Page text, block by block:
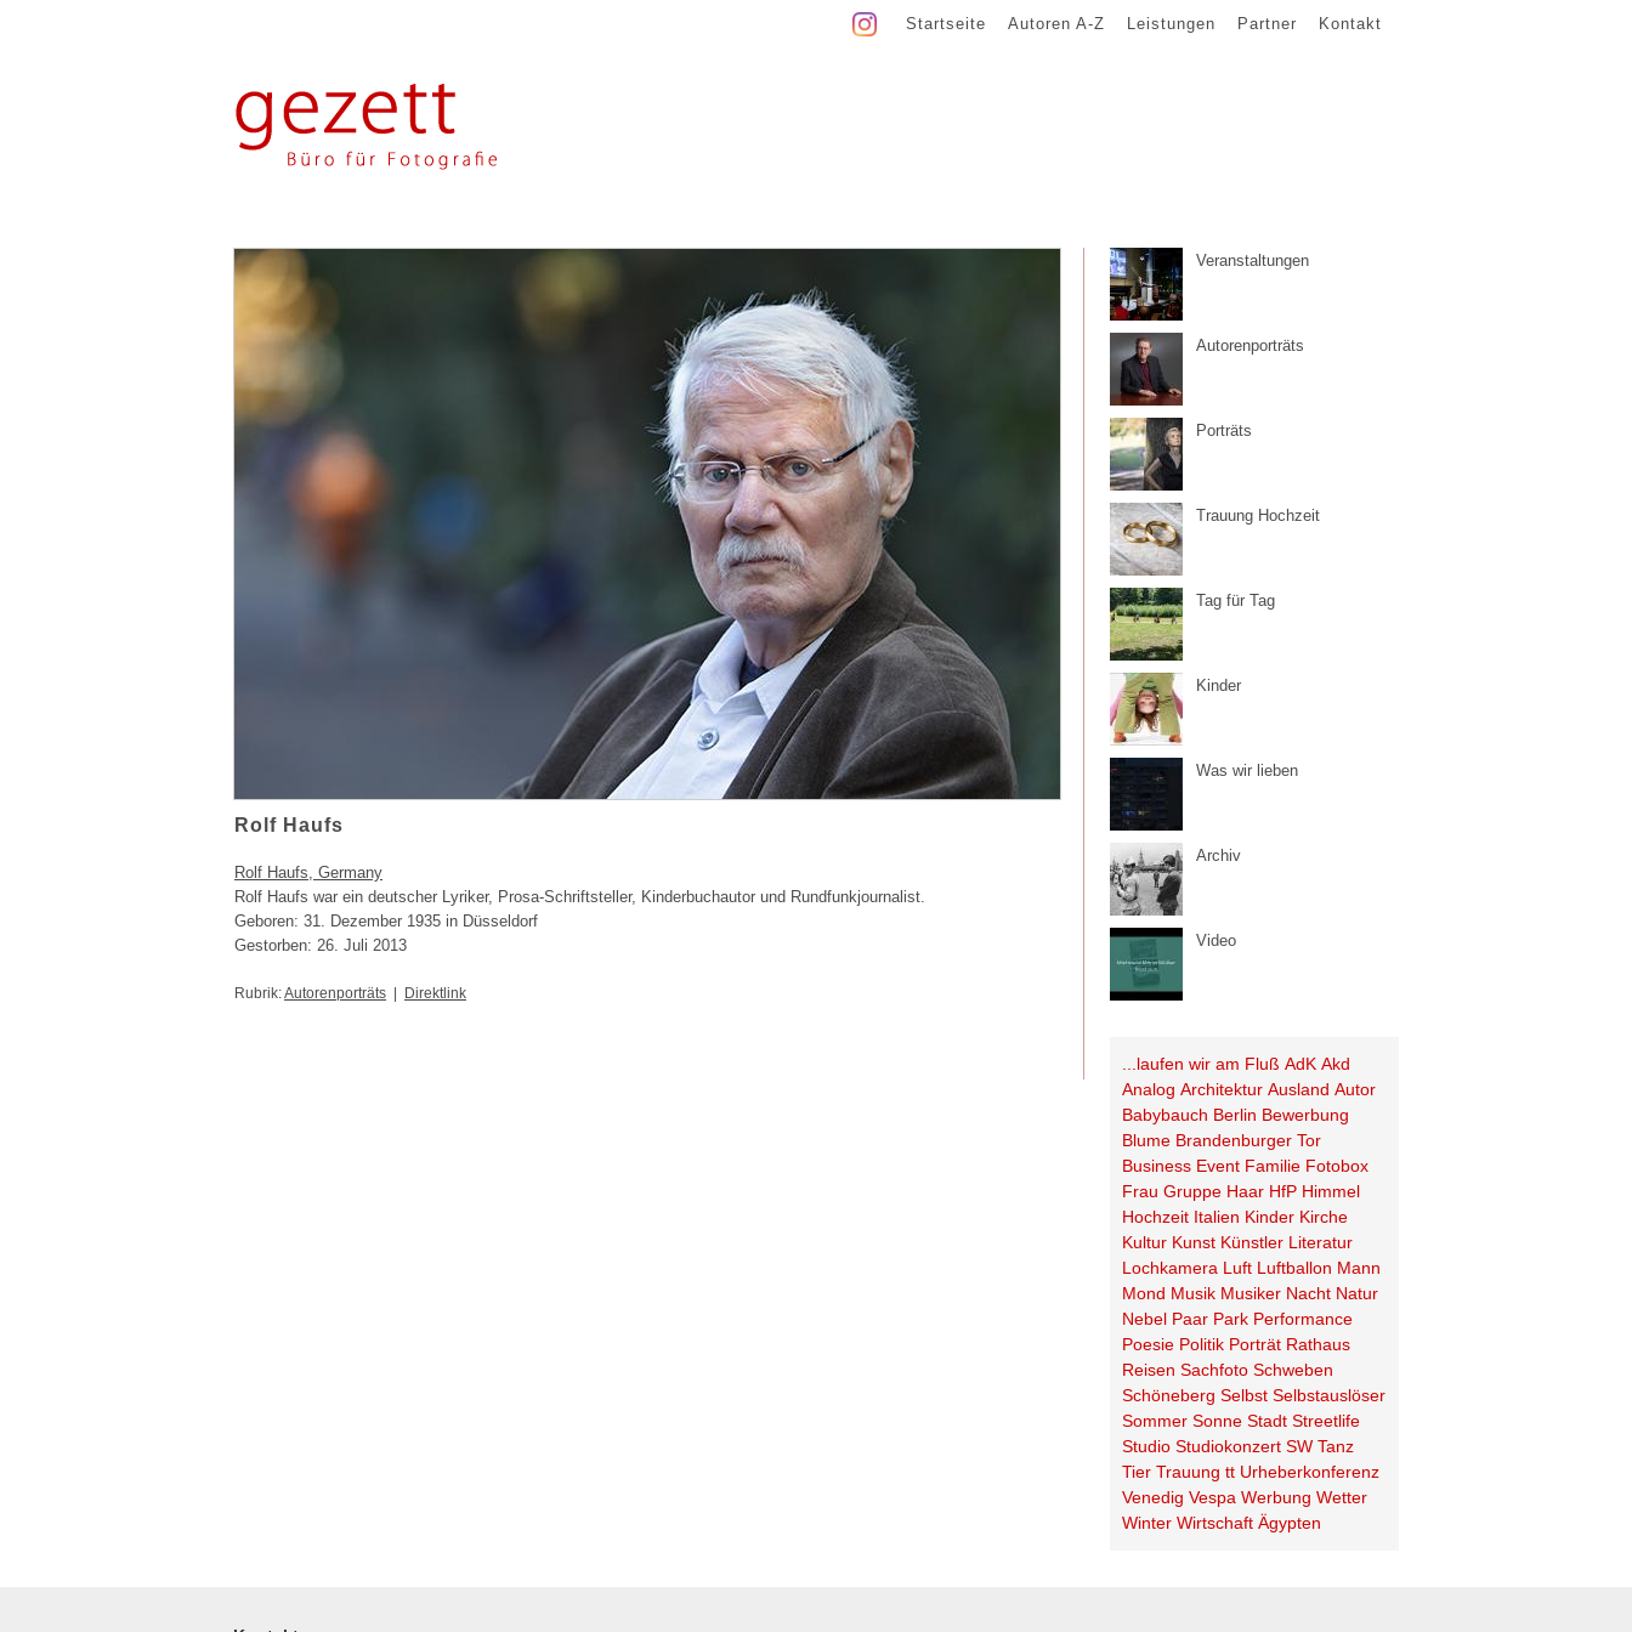
Startseite Autoren A-Z Leistungen Partner Kontakt
Rolf Haufs
Rolf Haufs, Germany
Rolf Haufs war ein deutscher Lyriker, Prosa-Schriftsteller, Kinderbuchautor und Rundfunkjournalist.
Geboren: 31. Dezember 1935 in Düsseldorf
Gestorben: 26. Juli 2013
Rubrik:Autorenporträts Direktlink
Veranstaltungen
Autorenporträts
Porträts
Trauung Hochzeit
Tag für Tag
Kinder
Was wir lieben
Archiv
Video
...laufen wir am Fluß AdK Akd
Analog Architektur Ausland Autor
Babybauch Berlin Bewerbung
Blume Brandenburger Tor
Business Event Familie Fotobox
Frau Gruppe Haar HfP Himmel
Hochzeit Italien Kinder Kirche
Kultur Kunst Künstler Literatur
Lochkamera Luft Luftballon Mann
Mond Musik Musiker Nacht Natur
Nebel Paar Park Performance
Poesie Politik Porträt Rathaus
Reisen Sachfoto Schweben
Schöneberg Selbst Selbstauslöser
Sommer Sonne Stadt Streetlife
Studio Studiokonzert SW Tanz
Tier Trauung tt Urheberkonferenz
Venedig Vespa Werbung Wetter
Winter Wirtschaft Ägypten